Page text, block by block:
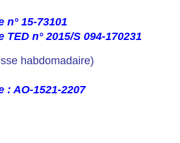
n° 15-73101
TED n° 2015/S 094-170231
habdomadaire)
: AO-1521-2207